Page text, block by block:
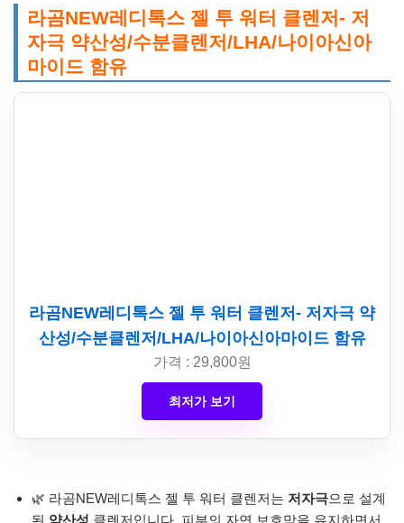
라곰NEW레디톡스 젤 투 워터 클렌저- 저
자극 약산성/수분클렌저/LHA/나이아신아
마이드 함유
라곰NEW레디톡스 젤 투 워터 클렌저- 저자극 약
산성/수분클렌저/LHA/나이아신아마이드 함유
가격 : 29,800원
최저가 보기
🌿 라곰NEW레디톡스 젤 투 워터 클렌저는 저자극으로 설계
된 약산성 클렌저입니다. 피부의 자연 보호막을 유지하면서